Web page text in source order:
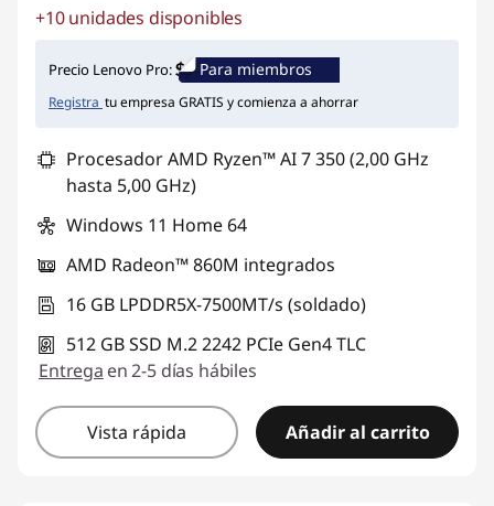
Ahorros instantáneos :
+10 unidades disponibles
Precio Lenovo Pro: Para miembros
Registra tu empresa GRATIS y comienza a ahorrar
Procesador AMD Ryzen™ AI 7 350 (2,00 GHz
hasta 5,00 GHz)
Windows 11 Home 64
AMD Radeon™ 860M integrados
16 GB LPDDR5X-7500MT/s (soldado)
512 GB SSD M.2 2242 PCIe Gen4 TLC
Entrega en 2-5 días hábiles
Vista rápida Añadir al carrito